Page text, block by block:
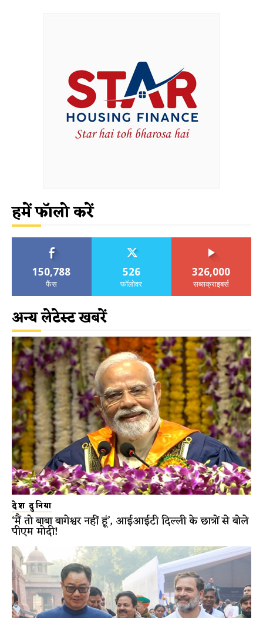
हमें फॉलो करें
150,788
फैंस
526
फॉलोवर
326,000
सब्सक्राइबर्स
अन्य लेटेस्ट खबरें
देश दुनिया
‘मैं तो बाबा बागेश्वर नहीं हूं’, आईआईटी दिल्ली के छात्रों से बोले
पीएम मोदी!